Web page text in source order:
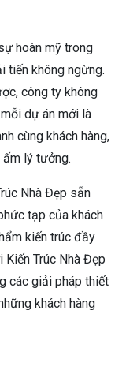
hoàn mỹ trong
tiến không ngừng.
công ty không
dự án mới là
cùng khách hàng,
lý tưởng.
Nhà Đẹp sẵn
tạp của khách
kiến trúc đầy
Kiến Trúc Nhà Đẹp
các giải pháp thiết
khách hàng